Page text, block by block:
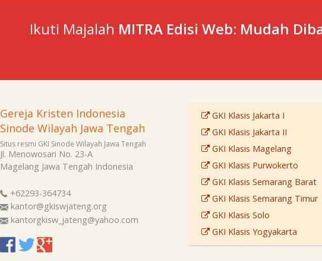
Ikuti Majalah MITRA Edisi Web: Mudah
Gereja Kristen Indonesia
Sinode Wilayah Jawa Tengah
Situs resmi GKI Sinode Wilayah Jawa Tengah
Jl. Menowosari No. 23-A
Magelang Jawa Tengah Indonesia
+62293-364734
kantor@gkiswjateng.org
kantorgkisw_jateng@yahoo.com
GKI Klasis Jakarta I
GKI Klasis Jakarta II
GKI Klasis Magelang
GKI Klasis Purwokerto
GKI Klasis Semarang Barat
GKI Klasis Semarang Timur
GKI Klasis Solo
GKI Klasis Yogyakarta